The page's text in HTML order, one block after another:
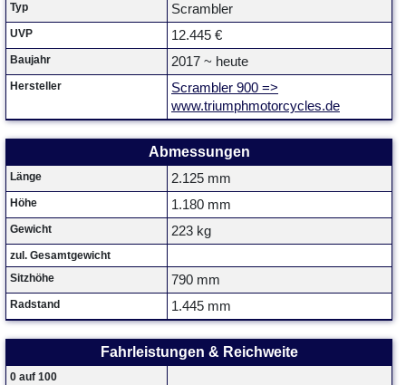
Typ Scrambler
UVP 12.445 €
Baujahr 2017 ~ heute
Hersteller
Scrambler 900 =>
www.triumphmotorcycles.de
Abmessungen
Länge 2.125 mm
Höhe 1.180 mm
Gewicht 223 kg
zul. Gesamtgewicht
Sitzhöhe
790 mm
Radstand 1.445 mm
Fahrleistungen & Reichweite
0 auf 100